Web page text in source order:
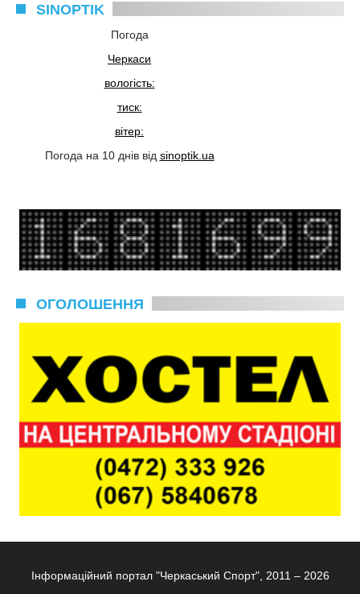
SINOPTIK
Погода
Черкаси
вологість:
тиск:
вітер:
Погода на 10 днів від sinoptik.ua
ОГОЛОШЕННЯ
Інформаційний портал "Черкаський Спорт", 2011 – 2026